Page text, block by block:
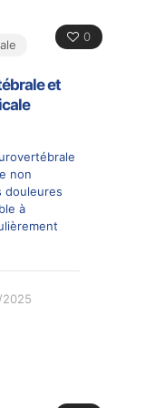
0
et
non
douleures
à
2025